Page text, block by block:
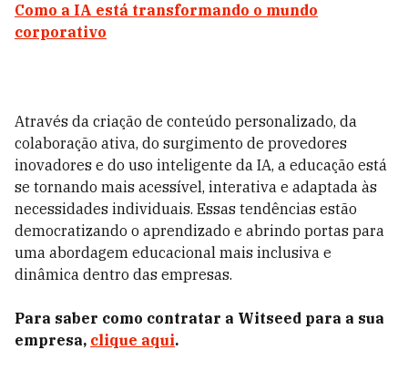
Como a IA está transformando o mundo
corporativo
Através da criação de conteúdo personalizado, da
colaboração ativa, do surgimento de provedores
inovadores e do uso inteligente da IA, a educação está
se tornando mais acessível, interativa e adaptada às
necessidades individuais. Essas tendências estão
democratizando o aprendizado e abrindo portas para
uma abordagem educacional mais inclusiva e
dinâmica dentro das empresas.
Para saber como contratar a Witseed para a sua
empresa, clique aqui.